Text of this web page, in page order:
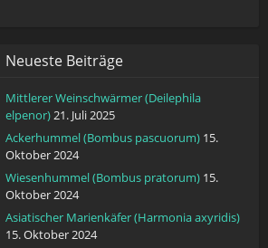
Neueste Beiträge
Mittlerer Weinschwärmer (Deilephila
elpenor)21. Juli 2025
Ackerhummel (Bombus pascuorum) 15.
Oktober 2024
Wiesenhummel (Bombus pratorum) 15.
Oktober 2024
Asiatischer Marienkäfer (Harmonia axyridis)
15. Oktober 2024